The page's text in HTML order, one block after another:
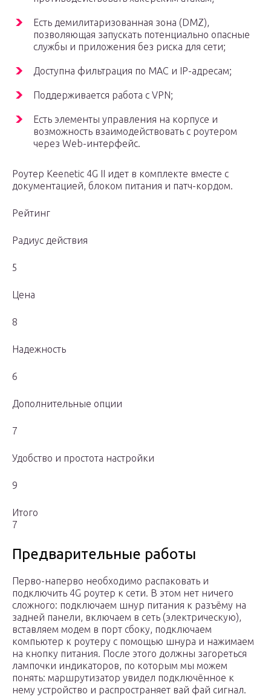
Есть демилитаризованная зона (DMZ),
позволяющая запускать потенциально опасные
службы и приложения без риска для сети;
Доступна фильтрация по MAC и IP-адресам;
Поддерживается работа с VPN;
Есть элементы управления на корпусе и
возможность взаимодействовать с роутером
через Web-интерфейс.
Роутер Keenetic 4G II идет в комплекте вместе с
документацией, блоком питания и патч-кордом.
Рейтинг
Радиус действия
5
Цена
8
Надежность
6
Дополнительные опции
7
Удобство и простота настройки
9
Итого
7
Предварительные работы
Перво-наперво необходимо распаковать и
подключить 4G роутер к сети. В этом нет ничего
сложного: подключаем шнур питания к разъёму на
задней панели, включаем в сеть (электрическую),
вставляем модем в порт сбоку, подключаем
компьютер к роутеру с помощью шнура и нажимаем
на кнопку питания. После этого должны загореться
лампочки индикаторов, по которым мы можем
понять: маршрутизатор увидел подключённое к
нему устройство и распространяет вай фай сигнал.